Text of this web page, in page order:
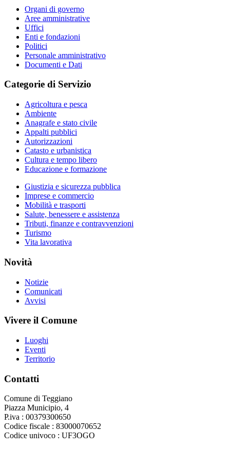
Organi di governo
Aree amministrative
Uffici
Enti e fondazioni
Politici
Personale amministrativo
Documenti e Dati
Categorie di Servizio
Agricoltura e pesca
Ambiente
Anagrafe e stato civile
Appalti pubblici
Autorizzazioni
Catasto e urbanistica
Cultura e tempo libero
Educazione e formazione
Giustizia e sicurezza pubblica
Imprese e commercio
Mobilità e trasporti
Salute, benessere e assistenza
Tributi, finanze e contravvenzioni
Turismo
Vita lavorativa
Novità
Notizie
Comunicati
Avvisi
Vivere il Comune
Luoghi
Eventi
Territorio
Contatti
Comune di Teggiano
Piazza Municipio, 4
P.iva : 00379300650
Codice fiscale : 83000070652
Codice univoco : UF3OGO